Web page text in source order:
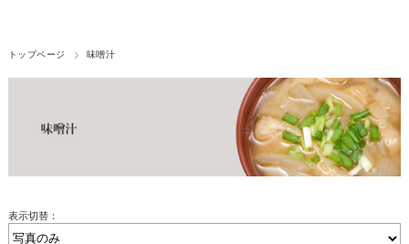
トップページ 味噌汁
表示切替：